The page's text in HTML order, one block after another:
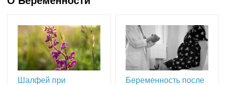
Шалфей при
Беременность после